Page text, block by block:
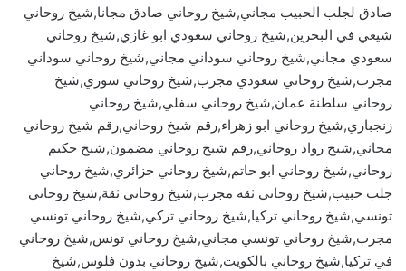
صادق لجلب الحبيب مجاني,شيخ روحاني صادق مجانا,شيخ روحاني
شيعي في البحرين,شيخ روحاني سعودي ابو غازي,شيخ روحاني
سعودي مجاني,شيخ روحاني سوداني مجاني,شيخ روحاني سوداني
مجرب,شيخ روحاني سعودي مجرب,شيخ روحاني سوري,شيخ
روحاني سلطنة عمان,شيخ روحاني سفلي,شيخ روحاني
زنجباري,شيخ روحاني ابو زهراء,رقم شيخ روحاني,رقم شيخ روحاني
مجاني,شيخ رواد روحاني,رقم شيخ روحاني مضمون,شيخ حكيم
روحاني,شيخ روحاني ابو حاتم,شيخ روحاني جزائري,شيخ روحاني
جلب حبيب,شيخ روحاني ثقه مجرب,شيخ روحاني ثقة,شيخ روحاني
تونسي,شيخ روحاني تركيا,شيخ روحاني تركي,شيخ روحاني تونسي
مجرب,شيخ روحاني تونسي مجاني,شيخ روحاني تونس,شيخ روحاني
في تركيا,شيخ روحاني بالكويت,شيخ روحاني بدون فلوس,شيخ